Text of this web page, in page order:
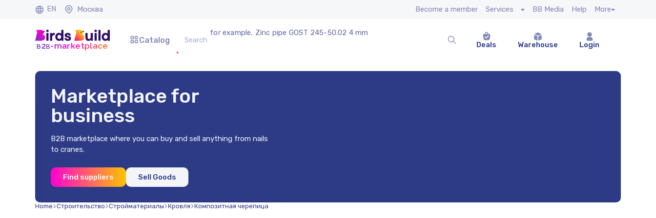
EN Москва Become a member Services BB Media Help More
b2b-marketplace
Catalog
for example, Zinc pipe GOST 245-50.02 4 mm
Deals
Warehouse Login
Marketplace for
business
B2B marketplace where you can buy and sell anything from nails
to cranes.
Find suppliers Sell Goods
Home Строительство Стройматериалы Кровля Композитная черепица